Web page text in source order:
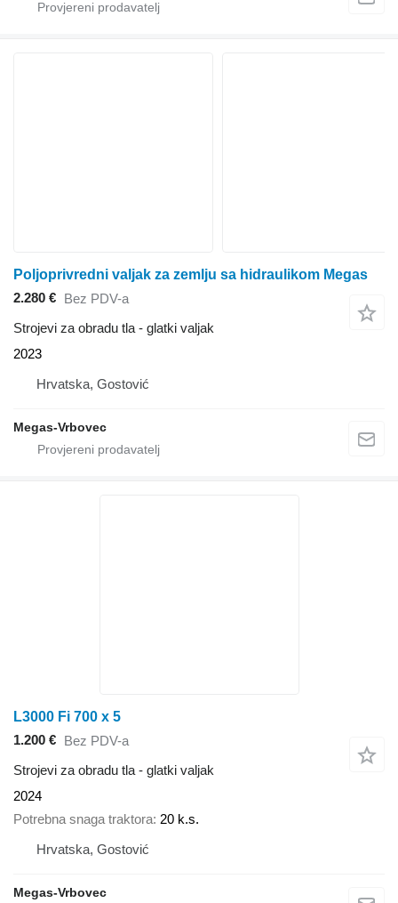
Poljoprivredni valjak za zemlju sa hidraulikom Megas
2.280 € Bez PDV-a
Strojevi za obradu tla - glatki valjak
2023
Hrvatska, Gostović
Megas-Vrbovec
L3000 Fi 700 x 5
1.200 €
Bez PDV-a
Strojevi za obradu tla - glatki valjak
2024
Potrebna snaga traktora 20 k.s.
Hrvatska, Gostović
Megas-Vrbovec